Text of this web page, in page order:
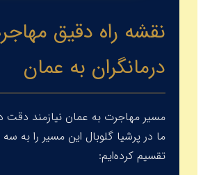
نقشه راه دقیق
درمانگران به عمان
مسیر مهاجرت به عمان نیازمند
ما در پرشیا گلوبال این مسیر را به
تقسیم کرده‌ایم: